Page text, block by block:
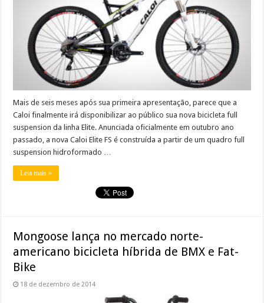
Mais de seis meses após sua primeira apresentação, parece que a
Caloi finalmente irá disponibilizar ao público sua nova bicicleta full
suspension da linha Elite. Anunciada oficialmente em outubro ano
passado, a nova Caloi Elite FS é construída a partir de um quadro full
suspension hidroformado …
Leia mais »
Mongoose lança no mercado norte-
americano bicicleta híbrida de BMX e Fat-
Bike
18 de dezembro de 2014